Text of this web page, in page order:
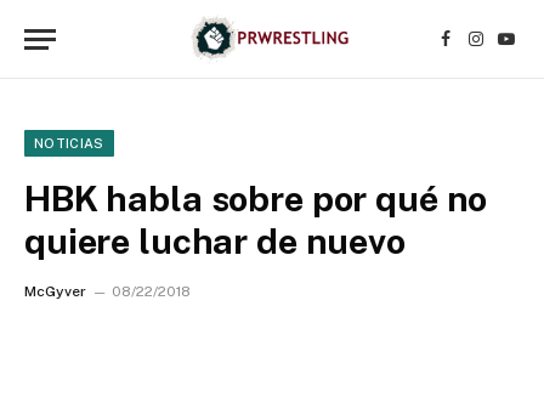
Facebook
NOTICIAS
HBK habla sobre por qué no
quiere luchar de nuevo
McGyver 08/22/2018